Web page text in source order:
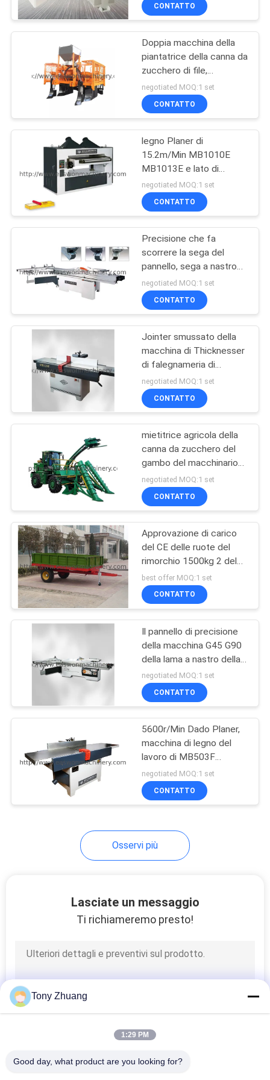
CONTROLLO
DI
QUALITÀ
CONTATTICI
NOTIZIE
RICHIEDA
UNA
CITAZIONE
DEL
SITO
PRIVACY
POLICY
Trecciatrice del
bordo di
falegnameria
20
Fresatrice di
falegnameria
Mortasatrice di
falegnameria
13
Macchina
d'insabbiamento di
falegnameria
17
Macchina del tornio
di falegnameria
Cabina di spruzzo di
falegnameria
Limatrice unita del
Macchina
dell'essicatore
CONTATTO
Doppia macchina della
piantatrice della canna da
zucchero di file,
piantatrice
dell'associazione 0.3ha/H
negotiated MOQ:1 set
CONTATTO
legno Planer di
15.2m/Min MB1010E
MB1013E e lato di
Thicknesser singolo
negotiated MOQ:1 set
CONTATTO
Precisione che fa
scorrere la sega del
pannello, sega a nastro
dell'alimentazione
automatica di BJC1132F
BJC1138F
negotiated MOQ:1 set
CONTATTO
Jointer smussato della
macchina di Thicknesser
di falegnameria di
MB523F MB524F
negotiated MOQ:1 set
CONTATTO
mietitrice agricola della
canna da zucchero del
gambo del macchinario
4x4 della piccola scala
52kw intera
negotiated MOQ:1 set
CONTATTO
Approvazione di carico
del CE delle ruote del
rimorchio 1500kg 2 del
trattore agricolo 15HP
best offer MOQ:1 set
CONTATTO
Il pannello di precisione
della macchina G45 G90
della lama a nastro della
falegnameria 8700RPM
ha visto
negotiated MOQ:1 set
CONTATTO
5600r/Min Dado Planer,
macchina di legno del
lavoro di MB503F
MB504F MB505F
MB506F
negotiated MOQ:1 set
CONTATTO
Osservi più
Lasciate un messaggio
Ti richiameremo presto!
Tony Zhuang
1:29 PM
Good day, what product are you looking for?